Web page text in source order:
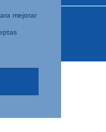
mejorar